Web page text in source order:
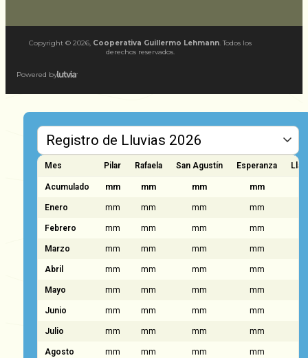
Copyright © 2026, Cooperativa Guillermo Lehmann. Todos los
derechos reservados.
Powered by
Mes Pilar Rafaela San Agustín Esperanza
Acumulado mm mm mm mm
Enero mm mm mm mm
Febrero mm mm mm mm
Marzo mm mm mm mm
Abril mm mm mm mm
Mayo mm mm mm mm
Junio mm mm mm mm
Julio mm mm mm mm
Agosto mm mm mm mm